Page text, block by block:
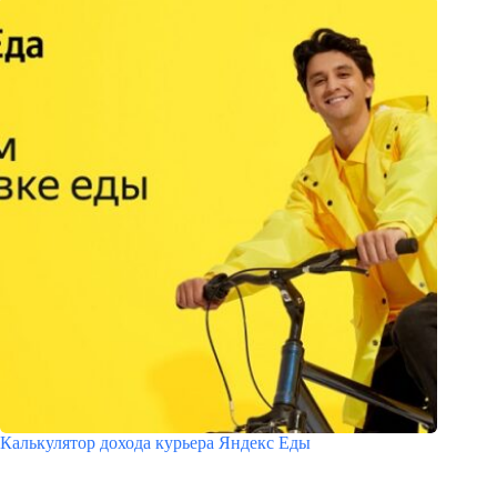
Калькулятор дохода курьера Яндекс Еды